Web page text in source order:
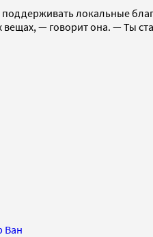
локальные
вещах, — говорит она. — Ты
Ван